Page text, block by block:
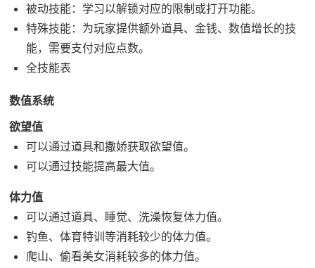
被动技能：学习以解锁对应的限制或打开功能。
特殊技能：为玩家提供额外道具、金钱、数值增长的技
能，需要支付对应点数。
全技能表
数值系统
欲望值
可以通过道具和撒娇获取欲望值。
可以通过技能提高最大值。
体力值
可以通过道具、睡觉、洗澡恢复体力值。
钓鱼、体育特训等消耗较少的体力值。
爬山、偷看美女消耗较多的体力值。